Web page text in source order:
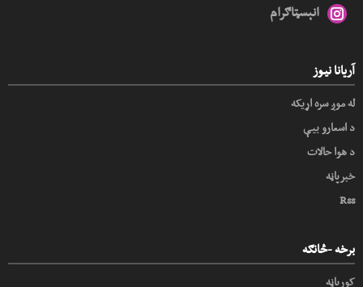
انېسټاګرام
آریانا نیوز
له موږ سره اړیکه
د اسعارو بیې
د هوا حالات
خبرپاڼه
Rss
برخه -څانګه
کورپاڼه